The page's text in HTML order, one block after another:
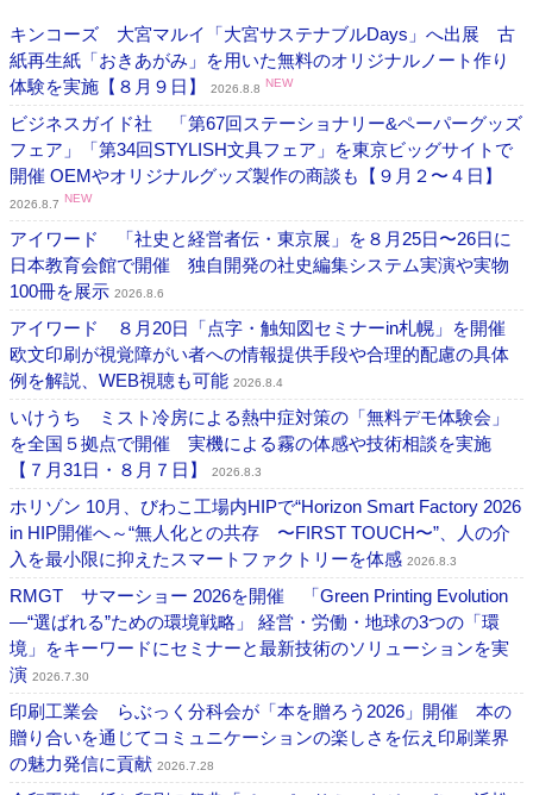
キンコーズ 大宮マルイ「大宮サステナブルDays」へ出展 古
紙再生紙「おきあがみ」を用いた無料のオリジナルノート作り
体験を実施【８月９日】
2026.8.8 NEW
ビジネスガイド社 「第67回ステーショナリー&ペーパーグッズ
フェア」「第34回STYLISH文具フェア」を東京ビッグサイトで
開催 OEMやオリジナルグッズ製作の商談も【９月２〜４日】
2026.8.7 NEW
アイワード 「社史と経営者伝・東京展」を８月25日〜26日に
日本教育会館で開催 独自開発の社史編集システム実演や実物
100冊を展示 2026.8.6
アイワード ８月20日「点字・触知図セミナーin札幌」を開催
欧文印刷が視覚障がい者への情報提供手段や合理的配慮の具体
例を解説、WEB視聴も可能 2026.8.4
いけうち ミスト冷房による熱中症対策の「無料デモ体験会」
を全国５拠点で開催 実機による霧の体感や技術相談を実施
【７月31日・８月７日】
2026.8.3
ホリゾン 10月、びわこ工場内HIPで“Horizon Smart Factory 2026
in HIP開催へ～“無人化との共存 〜FIRST TOUCH〜”、人の介
入を最小限に抑えたスマートファクトリーを体感 2026.8.3
RMGT サマーショー 2026を開催 「Green Printing Evolution
―“選ばれる”ための環境戦略」 経営・労働・地球の3つの「環
境」をキーワードにセミナーと最新技術のソリューションを実
演 2026.7.30
印刷工業会 らぶっく分科会が「本を贈ろう2026」開催 本の
贈り合いを通じてコミュニケーションの楽しさを伝え印刷業界
の魅力発信に貢献 2026.7.28